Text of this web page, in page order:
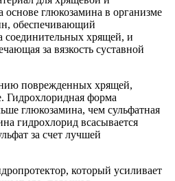
основе глюкозамина в организме
обеспечивающий
соединительных хрящей, и
за вязкость суставной
поврежденных хрящей,
Гидрохлоридная форма
глюкозамина, чем сульфатная
гидрохлорид всасывается
за счет лучшей
который усиливает